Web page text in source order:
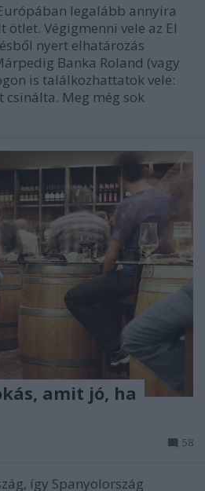
legalább annyira
Végigmenni vele az El
nyert elhatározás
Banka Roland (vagy
is találkozhattatok vele:
csinálta. Meg még sok
amit jó, ha
58
így Spanyolország